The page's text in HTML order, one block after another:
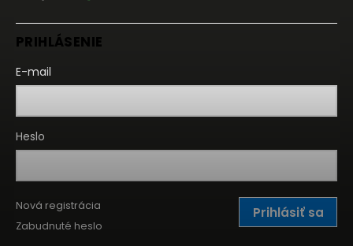
PRIHLÁSENIE
E-mail
Heslo
Prihlásiť sa
Nová registrácia
Zabudnuté heslo